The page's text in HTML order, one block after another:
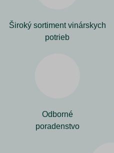
Široký sortiment vinárskych
potrieb
Odborné
poradenstvo